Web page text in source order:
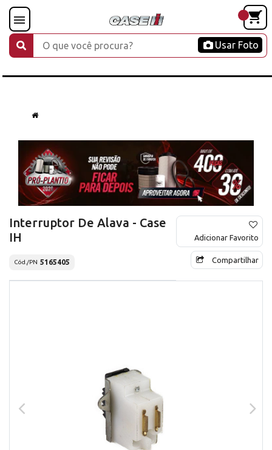
Usar Foto
Interruptor De Alava - Case
IH
Cód./PN 5165405
Adicionar Favorito
Compartilhar